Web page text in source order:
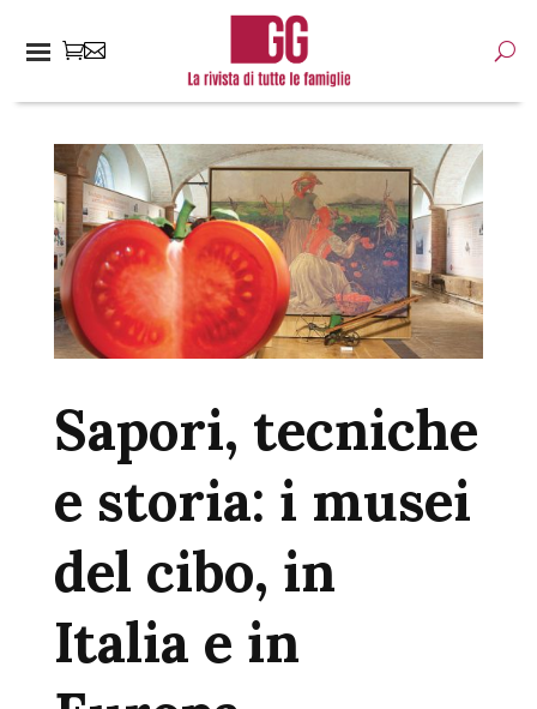
Sapori, tecniche
e storia: i musei
del cibo, in
Italia e in